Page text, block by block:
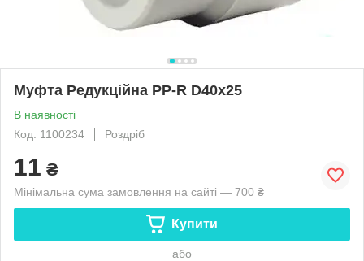
Муфта Редукційна PP-R D40х25
В наявності
Код: 1100234
Роздріб
11 ₴
Мінімальна сума замовлення на сайті — 700 ₴
Купити
або